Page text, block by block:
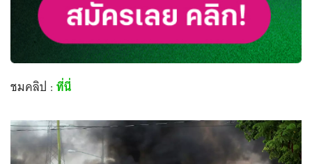
ชมคลิป : ที่นี่